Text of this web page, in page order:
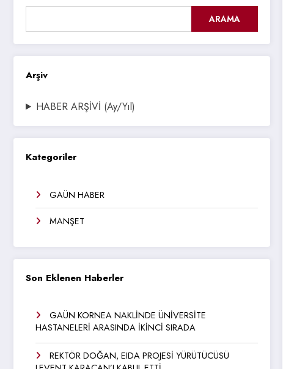
ARAMA
Arşiv
HABER ARŞİVİ (Ay/Yıl)
Kategoriler
GAÜN HABER
MANŞET
Son Eklenen Haberler
GAÜN KORNEA NAKLİNDE ÜNİVERSİTE
HASTANELERİ ARASINDA İKİNCİ SIRADA
REKTÖR DOĞAN, EIDA PROJESİ YÜRÜTÜCÜSÜ